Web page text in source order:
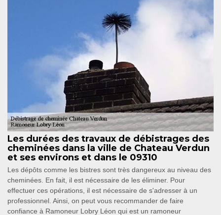
Les durées des travaux de débistrages des
cheminées dans la ville de Chateau Verdun
et ses environs et dans le 09310
Les dépôts comme les bistres sont très dangereux au niveau des
cheminées. En fait, il est nécessaire de les éliminer. Pour
effectuer ces opérations, il est nécessaire de s'adresser à un
professionnel. Ainsi, on peut vous recommander de faire
confiance à Ramoneur Lobry Léon qui est un ramoneur